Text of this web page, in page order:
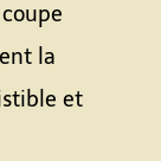
la
et